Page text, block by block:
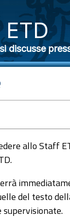
ETD
discusse
allo Staff
del testo